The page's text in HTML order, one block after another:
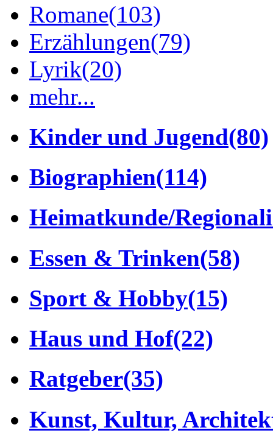
Romane(103)
Erzählungen(79)
Lyrik(20)
mehr...
Kinder und Jugend(80)
Biographien(114)
Heimatkunde/
Essen & Trinken(58)
Sport & Hobby(15)
Haus und Hof(22)
Ratgeber(35)
Kunst, Kultur,